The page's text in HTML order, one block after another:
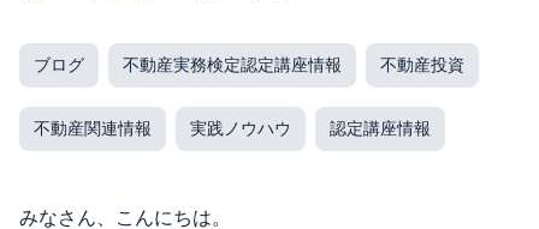
ブログ 不動産実務検定認定講座情報 不動産投資
不動産関連情報 実践ノウハウ 認定講座情報
みなさん、こんにちは。